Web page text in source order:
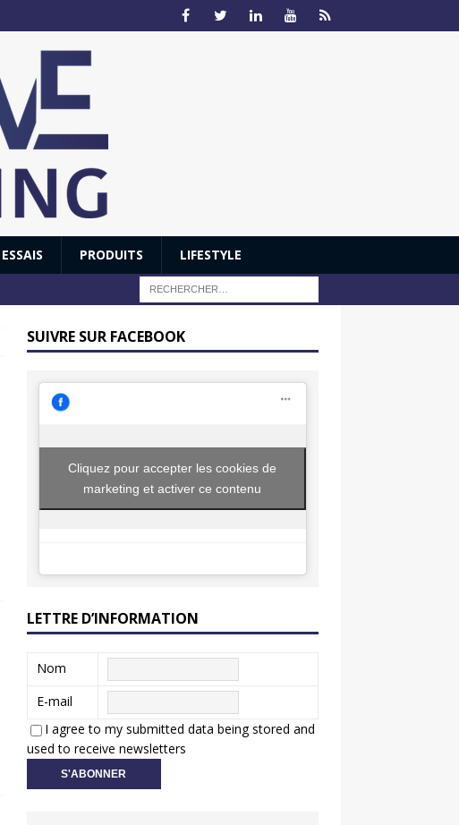
ESSAIS PRODUITS LIFESTYLE
SUIVRE SUR FACEBOOK
Cliquez pour accepter les cookies de
marketing et activer ce contenu
LETTRE D’INFORMATION
Nom
E-mail
I agree to my submitted data being stored and
used to receive newsletters